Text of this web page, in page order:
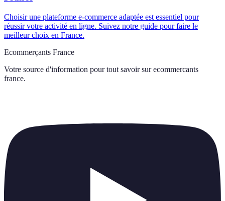
Choisir une plateforme e-commerce adaptée est essentiel pour
réussir votre activité en ligne. Suivez notre guide pour faire le
meilleur choix en France.
Ecommerçants France
Votre source d'information pour tout savoir sur ecommercants
france.